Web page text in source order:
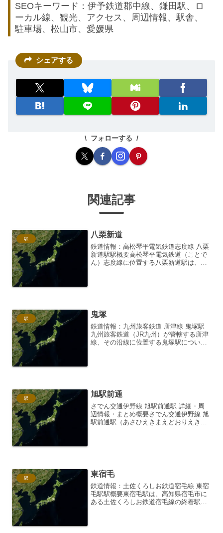
SEOキーワード：伊予鉄道郡中線、鎌田駅、ロ
ーカル線、観光、アクセス、周辺情報、駅舎、
駐車場、松山市、愛媛県
シェアする
フォローする
関連記事
駅 八栗新道
鉄道情報：高松琴平電気鉄道志度線 八栗
新道駅駅概要高松琴平電気鉄道（ことで
ん）志度線に位置する八栗新道駅は、香
駅 鬼塚
鉄道情報：九州旅客鉄道 唐津線 鬼塚駅
九州旅客鉄道（JR九州）が管轄する唐津
線、その沿線に位置する鬼塚駅につい
駅 旭駅前通
さでん交通伊野線 旭駅前通駅 詳細・周
辺情報・まとめ概要さでん交通伊野線 旭
駅前通駅（あさひえきまえどおりえき）
駅 東宿毛
鉄道情報：土佐くろしお鉄道宿毛線 東宿
毛駅駅概要東宿毛駅は、高知県宿毛市に
ある土佐くろしお鉄道宿毛線の終着駅で